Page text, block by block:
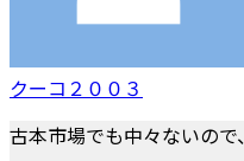
クーコ２００３
古本市場でも中々ないの